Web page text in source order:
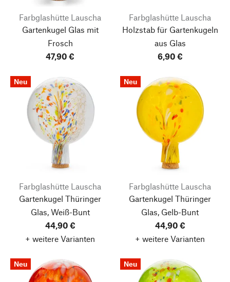
Farbglashütte Lauscha
Gartenkugel Glas mit
Frosch
47,90 €
Farbglashütte Lauscha
Holzstab für Gartenkugeln
aus Glas
6,90 €
Neu
Farbglashütte Lauscha
Gartenkugel Thüringer
Glas, Weiß-Bunt
44,90 €
+ weitere Varianten
Neu
Farbglashütte Lauscha
Gartenkugel Thüringer
Glas, Gelb-Bunt
44,90 €
+ weitere Varianten
Neu Neu